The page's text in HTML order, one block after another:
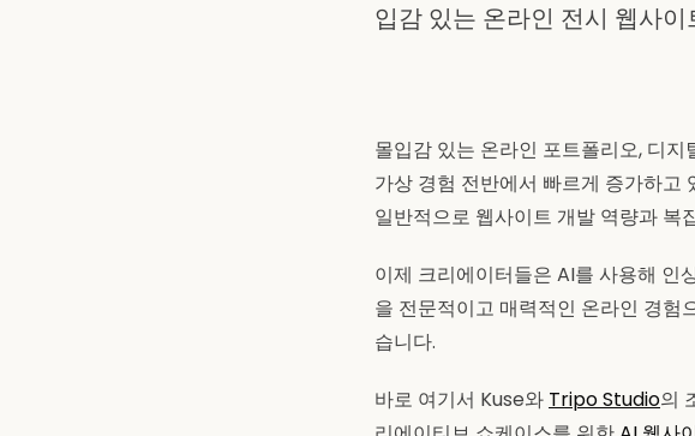
입감 있는 온라인 전시 웹사
몰입감 있는 온라인 포트폴리오, 디
가상 경험 전반에서 빠르게 증가하고
일반적으로 웹사이트 개발 역량과 복
이제 크리에이터들은 AI를 사용해 인
을 전문적이고 매력적인 온라인 경험
습니다.
바로 여기서 Kuse와 Tripo Studio의